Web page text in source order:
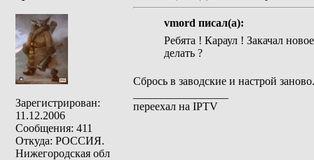
Зарегистрирован:
11.12.2006
Сообщения: 411
Откуда: РОССИЯ.
Нижегородская обл
vmord писал(а):
Ребята ! Караул ! Закачал
делать ?
Сбрось в заводские и настрой
переехал на IPTV